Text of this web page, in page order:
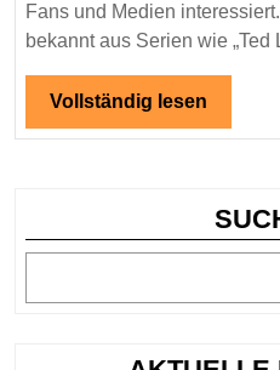
Fans und Medien
bekannt aus Serien wie „Ted
Vollständig lesen
lesen